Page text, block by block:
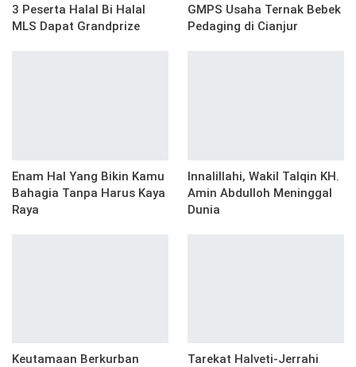
3 Peserta Halal Bi Halal
MLS Dapat Grandprize
GMPS Usaha Ternak Bebek
Pedaging di Cianjur
Enam Hal Yang Bikin Kamu
Bahagia Tanpa Harus Kaya
Raya
Innalillahi, Wakil Talqin KH.
Amin Abdulloh Meninggal
Dunia
Keutamaan Berkurban Tarekat Halveti-Jerrahi